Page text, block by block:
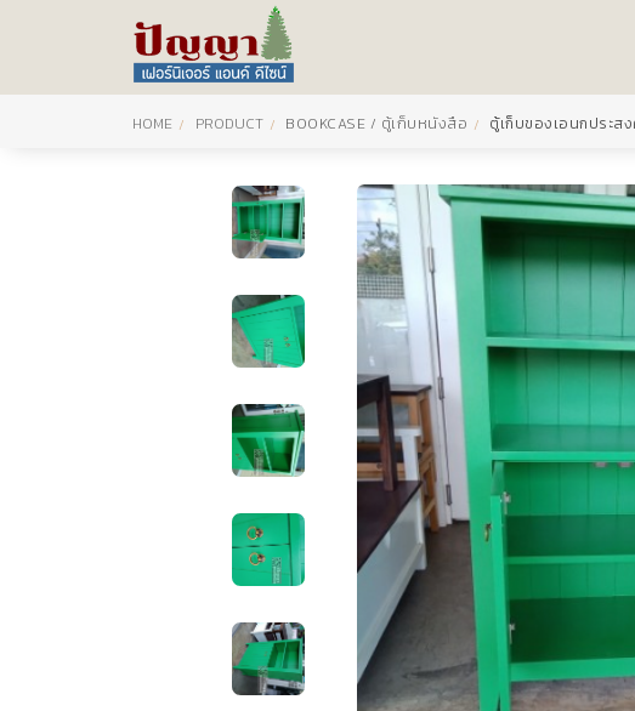
HOME PRODUCT BOOKCASE / ตู้เก็บหนังสือ ตู้เก็บของเอนกประส